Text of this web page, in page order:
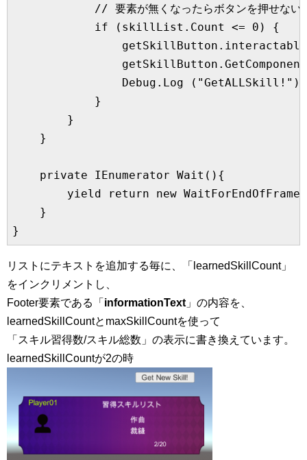
// 要素が無くなったらボタンを押せない
if (skillList.Count
                Debug.Log ("GetALLSkill!");
            }
        }
    }
    private IEnumerator Wait(){
yield return new WaitForEndOfFrame
    }
リストにテキストを追加する毎に、「learnedSkillCount」
をインクリメントし、
Footer要素である「 informationText 」の内容を、
learnedSkillCountとmaxSkillCountを使って
「スキル習得数/スキル総数」の表示に書き換えています。
learnedSkillCountが2の時